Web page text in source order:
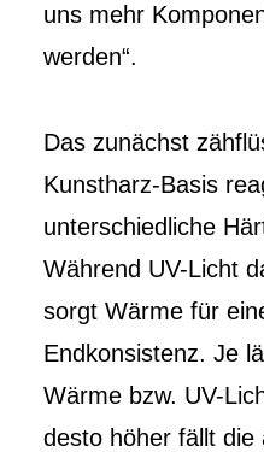
uns mehr
werden“.
Das zunächst
Kunstharz-Basis
unterschiedliche
Während UV-Licht
sorgt Wärme für
Endkonsistenz. Je
Wärme bzw. UV-
desto höher fällt die